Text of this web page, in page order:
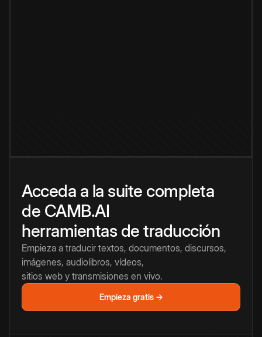
Acceda a la suite completa
de CAMB.AI
herramientas de traducción
Empieza a traducir textos, documentos, discursos,
imágenes, audiolibros, vídeos,
sitios web y transmisiones en vivo.
Empieza gratis →